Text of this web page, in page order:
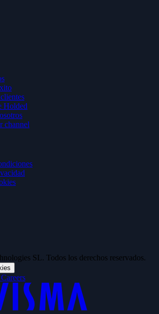
Holded
channel
SL. Todos los derechos reservados.